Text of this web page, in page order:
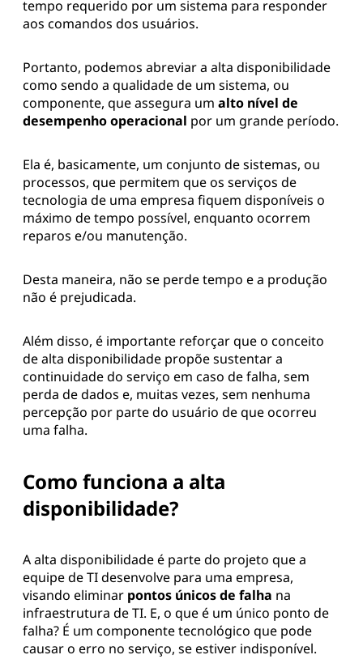
tempo requerido por um sistema para responder
aos comandos dos usuários.
Portanto, podemos abreviar a alta disponibilidade
como sendo a qualidade de um sistema, ou
componente, que assegura um alto nível de
desempenho operacional por um grande período.
Ela é, basicamente, um conjunto de sistemas, ou
processos, que permitem que os serviços de
tecnologia de uma empresa fiquem disponíveis o
máximo de tempo possível, enquanto ocorrem
reparos e/ou manutenção.
Desta maneira, não se perde tempo e a produção
não é prejudicada.
Além disso, é importante reforçar que o conceito
de alta disponibilidade propõe sustentar a
continuidade do serviço em caso de falha, sem
perda de dados e, muitas vezes, sem nenhuma
percepção por parte do usuário de que ocorreu
uma falha.
Como funciona a alta
disponibilidade?
A alta disponibilidade é parte do projeto que a
equipe de TI desenvolve para uma empresa,
visando eliminar pontos únicos de falha na
infraestrutura de TI. E, o que é um único ponto de
falha? É um componente tecnológico que pode
causar o erro no serviço, se estiver indisponível.